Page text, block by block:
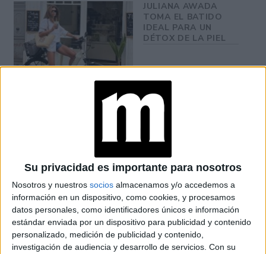
Su privacidad es importante para nosotros
Nosotros y nuestros socios almacenamos y/o accedemos a
información en un dispositivo, como cookies, y procesamos
datos personales, como identificadores únicos e información
estándar enviada por un dispositivo para publicidad y contenido
personalizado, medición de publicidad y contenido,
investigación de audiencia y desarrollo de servicios. Con su
JULIANA AWADA
TOMA EL BATIDO
IDEAL PARA UN
DÉTOX DE LA PIEL
Kit para cuidados menstruales +85 %
Como ejemplo de lo que se vienela creadora de
contenidoWhitney Sartain se destaca en la
plataforma por mostrar todo lo relacionado con el
bienestar, incluidos temas que se suelen dejar de lado,
como la salud menstrual.